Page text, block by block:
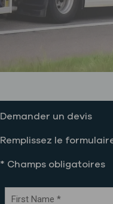
Demander un devis
Remplissez le
* Champs obligatoires